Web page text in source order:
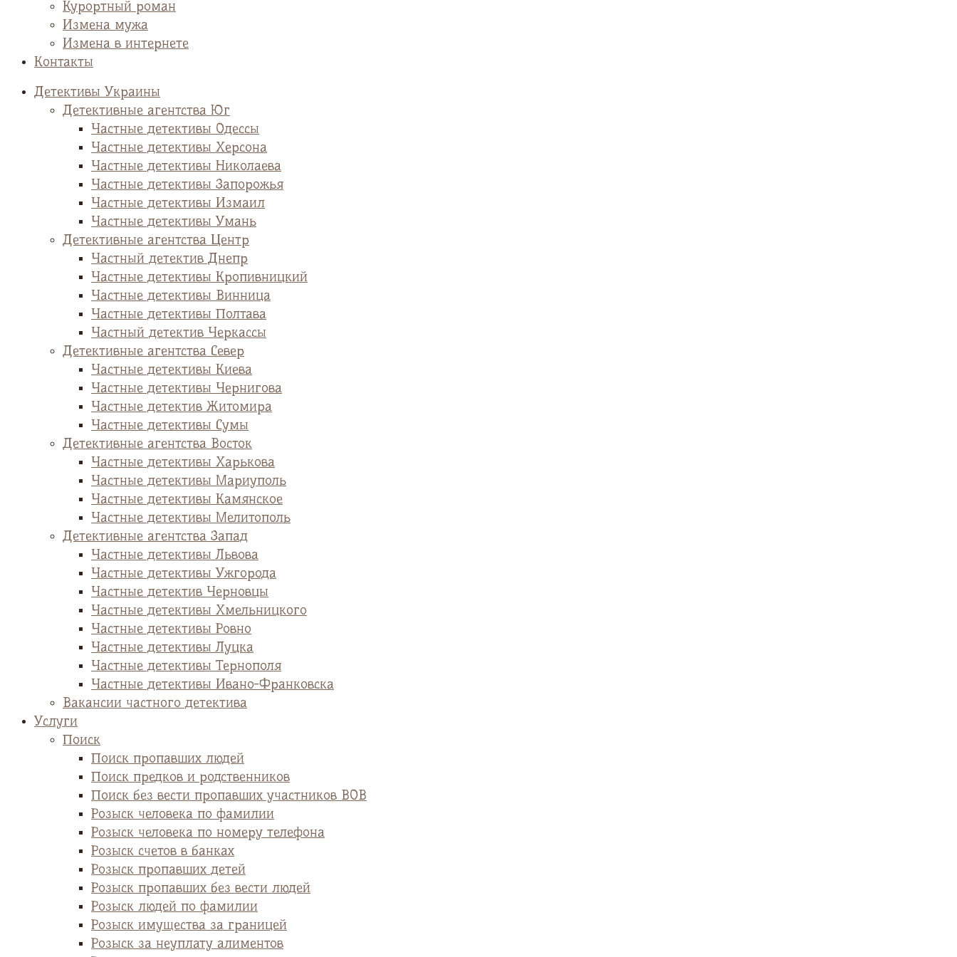
Курортный роман
Измена мужа
Измена в интернете
Контакты
Детективы Украины
Детективные агентства Юг
Частные детективы Одессы
Частные детективы Херсона
Частные детективы Николаева
Частные детективы Запорожья
Частные детективы Измаил
Частные детективы Умань
Детективные агентства Центр
Частный детектив Днепр
Частные детективы Кропивницкий
Частные детективы Винница
Частные детективы Полтава
Частный детектив Черкассы
Детективные агентства Север
Частные детективы Киева
Частные детективы Чернигова
Частные детектив Житомира
Частные детективы Сумы
Детективные агентства Восток
Частные детективы Харькова
Частные детективы Мариуполь
Частные детективы Камянское
Частные детективы Мелитополь
Детективные агентства Запад
Частные детективы Львова
Частные детективы Ужгорода
Частные детектив Черновцы
Частные детективы Хмельницкого
Частные детективы Ровно
Частные детективы Луцка
Частные детективы Тернополя
Частные детективы Ивано-Франковска
Вакансии частного детектива
Услуги
Поиск
Поиск пропавших людей
Поиск предков и родственников
Поиск без вести пропавших участников ВОВ
Розыск человека по фамилии
Розыск человека по номеру телефона
Розыск счетов в банках
Розыск пропавших детей
Розыск пропавших без вести людей
Розыск людей по фамилии
Розыск имущества за границей
Розыск за неуплату алиментов